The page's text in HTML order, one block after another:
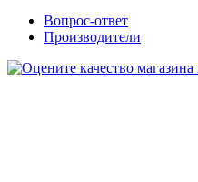
Вопрос-ответ
Производители